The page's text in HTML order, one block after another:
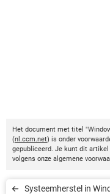
Het document met titel
(nl.ccm.net) is onder
gepubliceerd. Je kunt dit
volgens onze algemene
Systeemherstel in